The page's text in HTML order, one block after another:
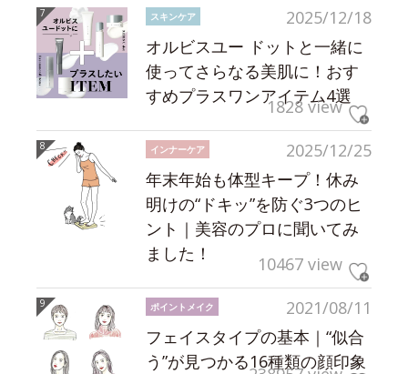
2025/12/18
スキンケア
オルビスユー ドットと一緒に
使ってさらなる美肌に！おす
すめプラスワンアイテム4選
1828 view
2025/12/25
インナーケア
年末年始も体型キープ！休み
明けの“ドキッ”を防ぐ3つのヒ
ント｜美容のプロに聞いてみ
ました！
10467 view
2021/08/11
ポイントメイク
フェイスタイプの基本｜“似合
う”が見つかる16種類の顔印象